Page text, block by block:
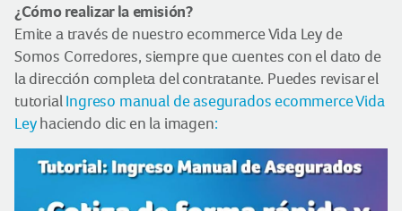
¿Cómo realizar la emisión?
Emite a través de nuestro ecommerce Vida Ley de
Somos Corredores, siempre que cuentes con el dato de
la dirección completa del contratante. Puedes revisar el
tutorial Ingreso manual de asegurados ecommerce Vida
Ley haciendo clic en la imagen: